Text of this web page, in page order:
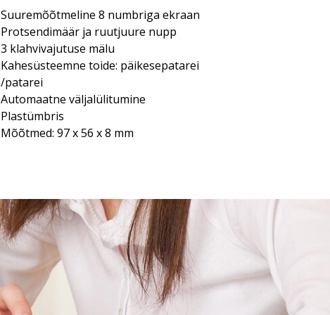
Suuremõõtmeline 8 numbriga ekraan
Protsendimäär ja ruutjuure nupp
3 klahvivajutuse mälu
Kahesüsteemne toide: päikesepatarei
/patarei
Automaatne väljalülitumine
Plastümbris
Mõõtmed: 97 x 56 x 8 mm